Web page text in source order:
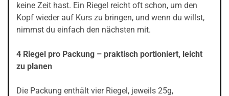
keine Zeit hast. Ein Riegel reicht oft schon, um den
Kopf wieder auf Kurs zu bringen, und wenn du willst,
nimmst du einfach den nächsten mit.
4 Riegel pro Packung – praktisch portioniert, leicht
zu planen
Die Packung enthält vier Riegel, jeweils 25g,